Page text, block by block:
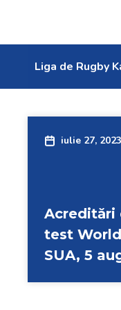
Liga de Rugby
iulie 27, 2023
Acreditări
test
SUA, 5